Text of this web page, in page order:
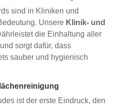
sind in Kliniken und
Unsere Klinik- und
die Einhaltung aller
sorgt dafür, dass
sauber und hygienisch
ist der erste Eindruck, den